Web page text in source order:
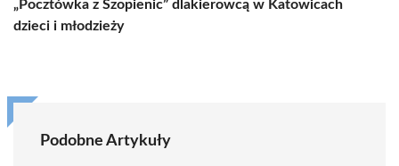
„Pocztówka z Szopienic” dla
dzieci i młodzieży
kierowcą w Katowicach
Podobne Artykuły